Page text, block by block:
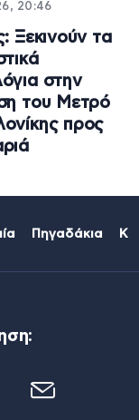
20:46
Ξεκινούν τα
στην
του Μετρό
προς
Πηγαδάκια